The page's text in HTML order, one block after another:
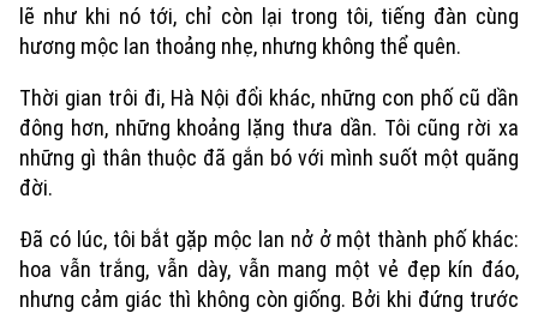
lẽ như khi nó tới, chỉ còn lại trong tôi, tiếng đàn cùng
hương mộc lan thoảng nhẹ, nhưng không thể quên.
Thời gian trôi đi, Hà Nội đổi khác, những con phố cũ dần
đông hơn, những khoảng lặng thưa dần. Tôi cũng rời xa
những gì thân thuộc đã gắn bó với mình suốt một quãng
đời.
Đã có lúc, tôi bắt gặp mộc lan nở ở một thành phố khác:
hoa vẫn trắng, vẫn dày, vẫn mang một vẻ đẹp kín đáo,
nhưng cảm giác thì không còn giống. Bởi khi đứng trước